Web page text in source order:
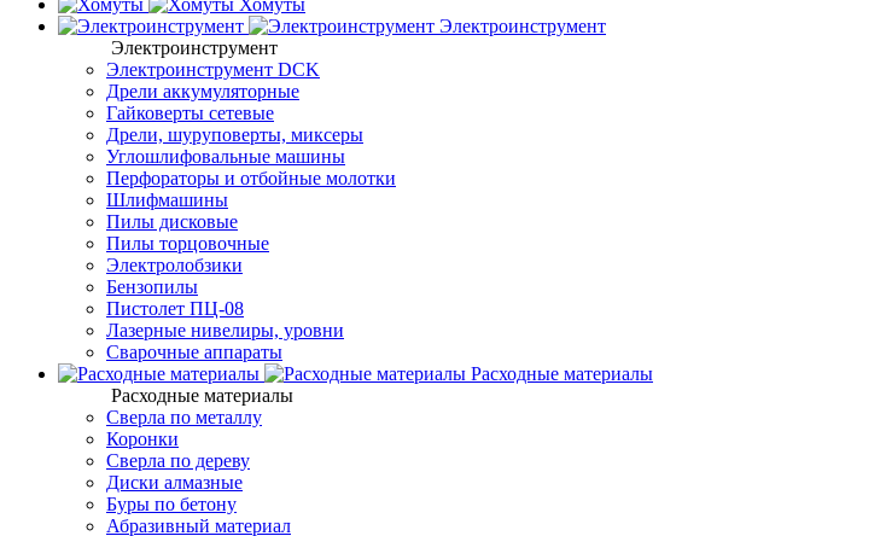
Хомуты
Электроинструмент
Электроинструмент
Электроинструмент DCK
Дрели аккумуляторные
Гайковерты сетевые
Дрели, шуруповерты, миксеры
Углошлифовальные машины
Перфораторы и отбойные молотки
Шлифмашины
Пилы дисковые
Пилы торцовочные
Электролобзики
Бензопилы
Пистолет ПЦ-08
Лазерные нивелиры, уровни
Сварочные аппараты
Расходные материалы
Расходные материалы
Сверла по металлу
Коронки
Сверла по дереву
Диски алмазные
Буры по бетону
Абразивный материал